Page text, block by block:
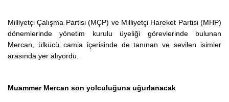
Milliyetçi Çalışma Partisi (MÇP) ve Milliyetçi Hareket Partisi (MHP)
dönemlerinde yönetim kurulu üyeliği görevlerinde bulunan
Mercan, ülkücü camia içerisinde de tanınan ve sevilen isimler
arasında yer alıyordu.
Muammer Mercan son yolculuğuna uğurlanacak